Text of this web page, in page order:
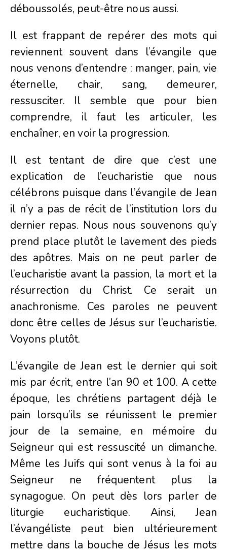
déboussolés, peut-être nous aussi.
Il est frappant de repérer des mots qui
reviennent souvent dans l’évangile que
nous venons d’entendre : manger, pain, vie
éternelle, chair, sang, demeurer,
ressusciter. Il semble que pour bien
comprendre, il faut les articuler, les
enchaîner, en voir la progression.
Il est tentant de dire que c’est une
explication de l’eucharistie que nous
célébrons puisque dans l’évangile de Jean
il n’y a pas de récit de l’institution lors du
dernier repas. Nous nous souvenons qu’y
prend place plutôt le lavement des pieds
des apôtres. Mais on ne peut parler de
l’eucharistie avant la passion, la mort et la
résurrection du Christ. Ce serait un
anachronisme. Ces paroles ne peuvent
donc être celles de Jésus sur l’eucharistie.
Voyons plutôt.
L’évangile de Jean est le dernier qui soit
mis par écrit, entre l’an 90 et 100. A cette
époque, les chrétiens partagent déjà le
pain lorsqu’ils se réunissent le premier
jour de la semaine, en mémoire du
Seigneur qui est ressuscité un dimanche.
Même les Juifs qui sont venus à la foi au
Seigneur ne fréquentent plus la
synagogue. On peut dès lors parler de
liturgie eucharistique. Ainsi, Jean
l’évangéliste peut bien ultérieurement
mettre dans la bouche de Jésus les mots